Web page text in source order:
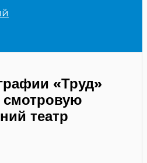
«Труд»
смотровую
театр